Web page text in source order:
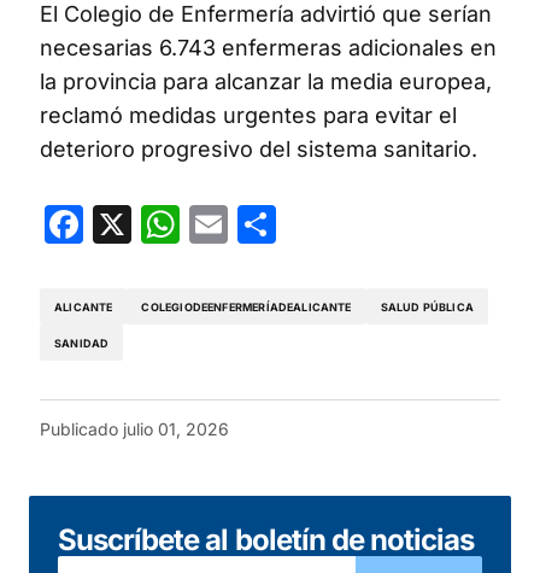
El Colegio de Enfermería advirtió que serían
necesarias 6.743 enfermeras adicionales en
la provincia para alcanzar la media europea,
reclamó medidas urgentes para evitar el
deterioro progresivo del sistema sanitario.
Facebook
X WhatsApp
Email
ALICANTE COLEGIODEENFERMERÍADEALICANTE SALUD PÚBLICA
SANIDAD
Publicado julio 01, 2026
Suscríbete al boletín de noticias